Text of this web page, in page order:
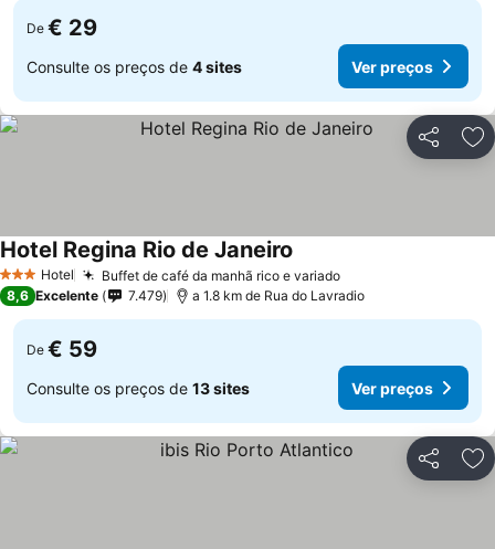
De € 29
Consulte os preços de 4 sites Ver preços
Partilhar
3 EstrelasHotel Buffet de café da manhã rico e variado
Hotel Regina Rio de Janeiro
8,6 Excelente 7.479 a 1.8 km de Rua do Lavradio
De € 59
Consulte os preços de 13 sites Ver preços
Partilhar